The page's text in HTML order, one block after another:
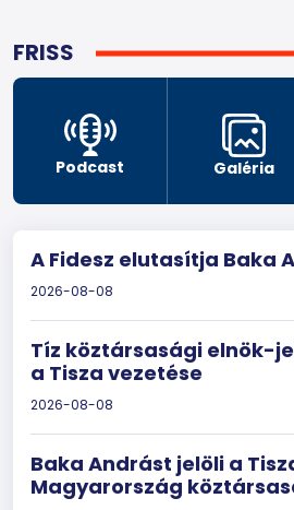
FRISS
Podcast Galéria
A Fidesz elutasítja Baka
2026-08-08
Tíz köztársasági elnök-
a Tisza vezetése
2026-08-08
Baka Andrást jelöli a
Magyarország